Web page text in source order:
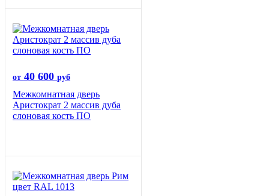
от 40 600 руб
Межкомнатная дверь
Аристократ 2 массив дуба
слоновая кость ПО